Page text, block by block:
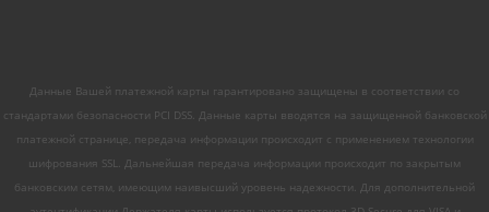
Данные Вашей платежной карты гарантировано защищены в соответствии со
стандартами безопасности PCI DSS. Данные карты вводятся на защищенной банковской
платежной странице, передача информации происходит с применением технологии
шифрования SSL. Дальнейшая передача информации происходит по закрытым
банковским сетям, имеющим наивысший уровень надежности. Для дополнительной